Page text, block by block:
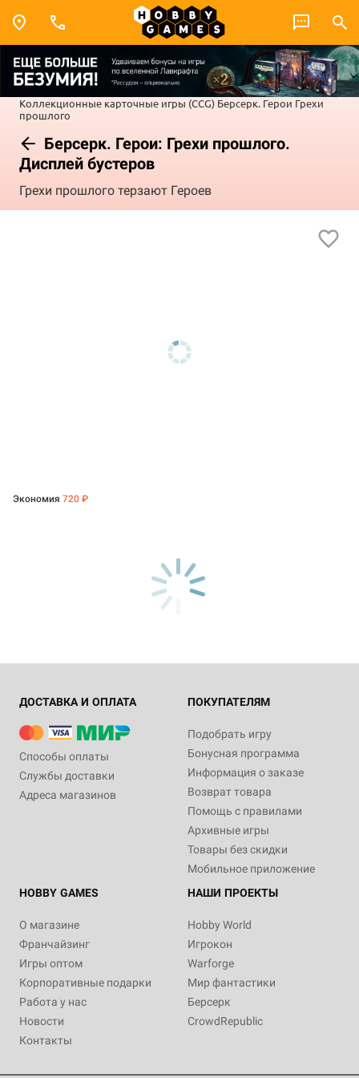
Коллекционные карточные игры (CCG) Берсерк. Герои Грехи
прошлого
Берсерк. Герои: Грехи прошлого.
Дисплей бустеров
Грехи прошлого терзают Героев
Экономия 720 ₽
ДОСТАВКА И ОПЛАТА
Способы оплаты
Службы доставки
Адреса магазинов
ПОКУПАТЕЛЯМ
Подобрать игру
Бонусная программа
Информация о заказе
Возврат товара
Помощь с правилами
Архивные игры
Товары без скидки
Мобильное приложение
HOBBY GAMES
О магазине
Франчайзинг
Игры оптом
Корпоративные подарки
Работа у нас
Новости
Контакты
НАШИ ПРОЕКТЫ
Hobby World
Игрокон
Warforge
Мир фантастики
Берсерк
CrowdRepublic